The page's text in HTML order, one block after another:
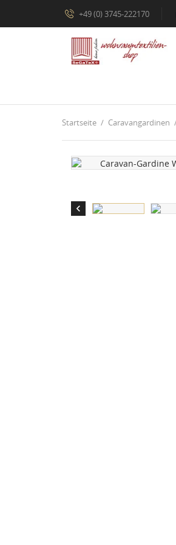
+49 (0) 3745-222170
Startseite Caravangardinen
